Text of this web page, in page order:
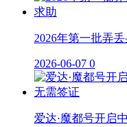
2026年第一批弄
2026-06-07 0
爱达·魔都号开启